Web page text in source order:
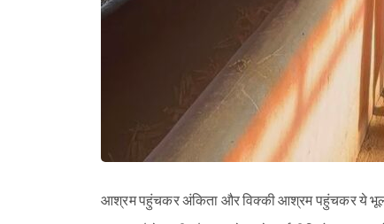
आश्रम पहुंचकर अंकिता और विक्की आश्रम पहुंचकर ये भूल